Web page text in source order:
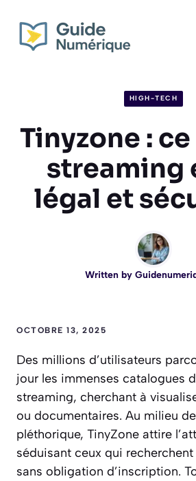
contenu
HIGH-TECH
Tinyzone :
streaming
légal et
Written by
OCTOBRE 13, 2025
Des millions d’utilisateurs
jour les immenses catalogues
streaming, cherchant à
ou documentaires. Au milieu
pléthorique, TinyZone attire
séduisant ceux qui
sans obligation d’inscription.